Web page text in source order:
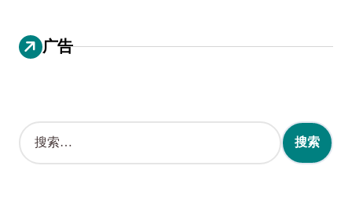
广告
搜
索